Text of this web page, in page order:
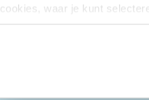
cookies, waar je kunt